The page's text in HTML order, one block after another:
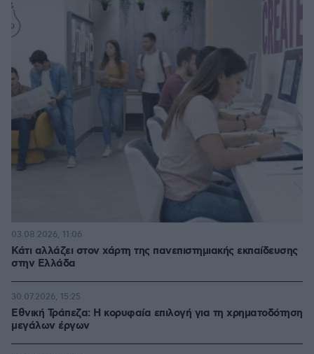
Κάτι αλλάζει στον χάρτη της πανεπιστημιακής εκπαίδευσης
στην Ελλάδα
03.08.2026, 11:06
Εθνική Τράπεζα: Η κορυφαία επιλογή για τη χρηματοδότηση
μεγάλων έργων
30.07.2026, 15:25